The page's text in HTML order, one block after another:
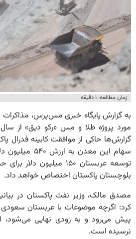
زمان مطالعه: ۱ دقیقه
به گزارش پایگاه خبری مس‌پرس، مذاکرات
مورد پروژه طلا و مس «رکو دیق» از
سهام این معدن
توسعه عربستان ۱۵۰
بلوچستان پاکستان اختصاص خواهد داد.
مصدق مالک، وزیر نفت پاکستان در
کرد: اگرچه موضوعات با عربستان
پیش می‌رود و به زودی نهایی می‌شود،
نرسیده است.